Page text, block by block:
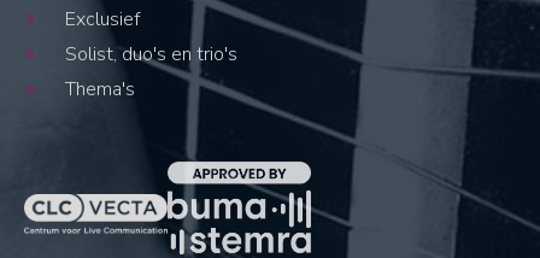
Exclusief
Solist, duo's en trio's
Thema's